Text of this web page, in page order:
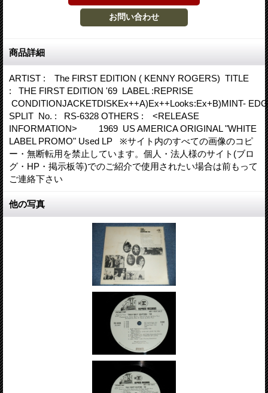
商品詳細
ARTIST : The FIRST EDITION ( KENNY ROGERS) TITLE
: THE FIRST EDITION '69 LABEL :REPRISE
CONDITIONJACKETDISKEx++A)Ex++Looks:Ex+B)MINT-
SPLIT No. : RS-6328 OTHERS : <RELEASE
INFORMATION> 1969 US AMERICA ORIGINAL "WHITE
LABEL PROMO" Used LP ※サイト内のすべての画像のコピ
ー・無断転用を禁止しています。個人・法人様のサイト(ブロ
グ・HP・掲示板等)でのご紹介で使用されたい場合は前もって
ご連絡下さい
他の写真